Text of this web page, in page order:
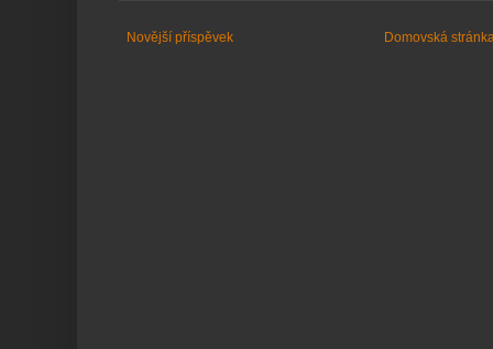
Novější příspěvek Domovská